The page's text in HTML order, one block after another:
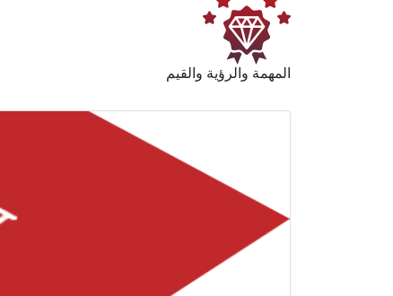
المهمة والرؤية والقيم